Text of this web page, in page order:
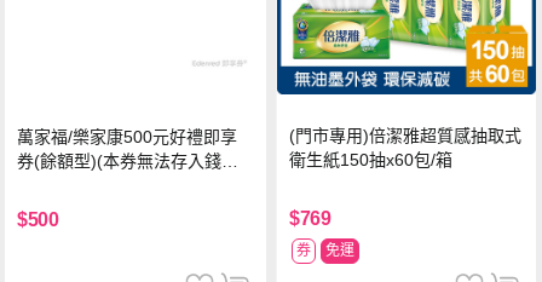
萬家福/樂家康500元好禮即享
券(餘額型)(本券無法存入錢包
$500
(門市專用)倍潔雅超質感抽取式
衛生紙150抽x60包/箱
$769
券 免運